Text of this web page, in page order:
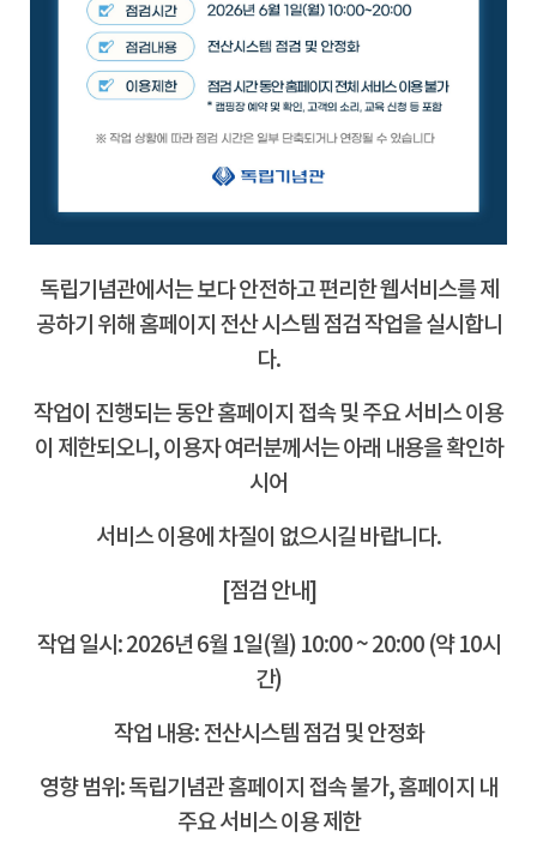
독립기념관에서는 보다 안전하고 편리한 웹서비스를 제
공하기 위해 홈페이지 전산 시스템 점검 작업을 실시합니
다.
작업이 진행되는 동안 홈페이지 접속 및 주요 서비스 이용
이 제한되오니, 이용자 여러분께서는 아래 내용을 확인하
시어
서비스 이용에 차질이 없으시길 바랍니다.
[점검 안내]
작업 일시: 2026년 6월 1일(월) 10:00 ~ 20:00 (약 10시
간)
작업 내용: 전산시스템 점검 및 안정화
영향 범위: 독립기념관 홈페이지 접속 불가, 홈페이지 내
주요 서비스 이용 제한